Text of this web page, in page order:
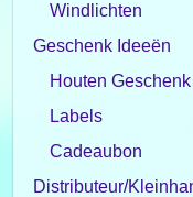
Windlichten
Geschenk Ideeën
Houten Geschenk
Labels
Cadeaubon
Distributeur/